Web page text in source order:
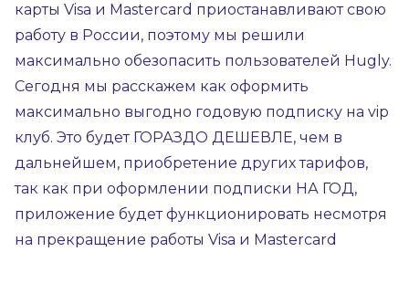
карты Visa и Mastercard приостанавливают свою
работу в России, поэтому мы решили
максимально обезопасить пользователей Hugly.
Сегодня мы расскажем как оформить
максимально выгодно годовую подписку на vip
клуб. Это будет ГОРАЗДО ДЕШЕВЛЕ, чем в
дальнейшем, приобретение других тарифов,
так как при оформлении подписки НА ГОД,
приложение будет функционировать несмотря
на прекращение работы Visa и Mastercard